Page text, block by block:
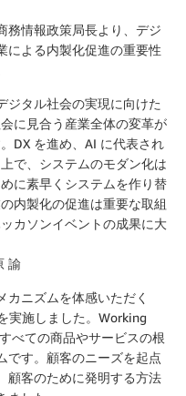
務情報政策局長より、デジ
による内製化促進の重要性
ジタル社会の実現に向けた
に見合う産業全体の変革が
DX を進め、AI に代表され
で、システムのモダン化は
に素早くシステムを作り替
内製化の促進は重要な取組
カソンイベントの成果に大
諭
ニズムを体感いただく
実施しました。Working
べての商品やサービスの根
です。顧客のニーズを起点
顧客のために発明する方法